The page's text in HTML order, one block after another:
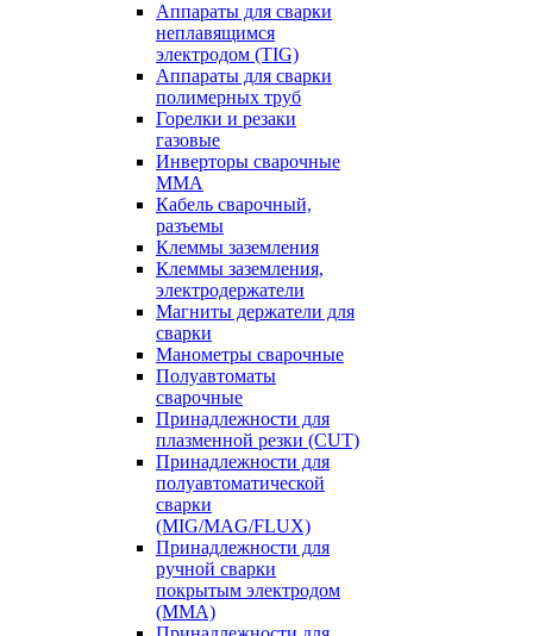
Аппараты для сварки
неплавящимся
электродом (TIG)
Аппараты для сварки
полимерных труб
Горелки и резаки
газовые
Инверторы сварочные
ММА
Кабель сварочный,
разъемы
Клеммы заземления
Клеммы заземления,
электродержатели
Магниты держатели для
сварки
Манометры сварочные
Полуавтоматы
сварочные
Принадлежности для
плазменной резки (CUT)
Принадлежности для
полуавтоматической
сварки
(MIG/MAG/FLUX)
Принадлежности для
ручной сварки
покрытым электродом
(MMA)